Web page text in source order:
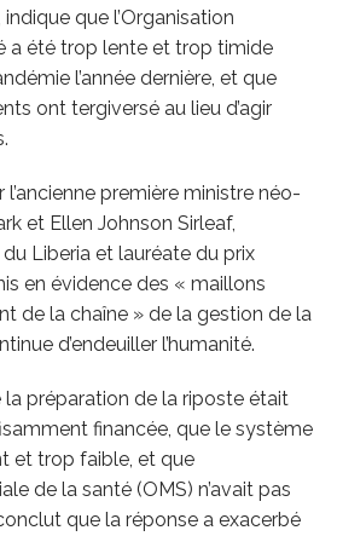
indique que l’Organisation
a été trop lente et trop timide
l’année dernière, et que
ont tergiversé au lieu d’agir
première ministre néo-
et Ellen Johnson Sirleaf,
Liberia et lauréate du prix
en évidence des « maillons
de la chaîne » de la gestion de la
d’endeuiller l’humanité.
la préparation de la riposte était
financée, que le système
et trop faible, et que
de la santé (OMS) n’avait pas
que la réponse a exacerbé